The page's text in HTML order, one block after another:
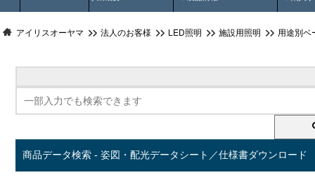
アイリスオーヤマ 法人のお客様 LED照明 施設用照明 用途別ベ
商品データ検索 - 姿図・配光データシート／仕様書ダウンロード